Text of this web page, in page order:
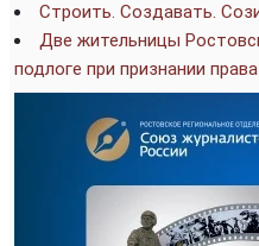
Строить. Создавать.
Две жительницы
подлоге при признании